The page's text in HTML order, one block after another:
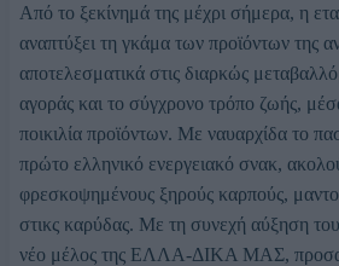
Από το ξεκίνημά της μέχρι σήμερα, η
αναπτύξει τη γκάμα των προϊόντων της
αποτελεσματικά στις διαρκώς
αγοράς και το σύγχρονο τρόπο ζωής,
ποικιλία προϊόντων. Με ναυαρχίδα το
πρώτο ελληνικό ενεργειακό σνακ,
φρεσκοψημένους ξηρούς καρπούς,
στικς καρύδας. Με τη συνεχή αύξηση
νέο μέλος της ΕΛΛΑ-ΔΙΚΑ ΜΑΣ,